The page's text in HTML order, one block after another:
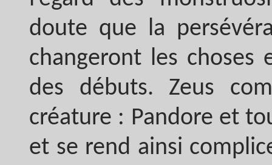
doute que la
changeront les
des débuts. Zeus
créature : Pandore et
et se rend ainsi